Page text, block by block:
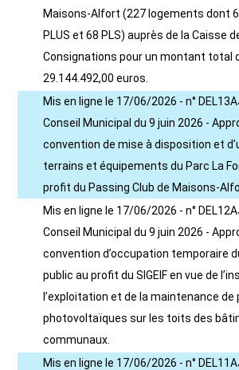
Maisons-Alfort (227 logements dont
PLUS et 68 PLS) auprès de la Caisse
Consignations pour un montant total
29.144.492,00 euros.
Mis en ligne le 17/06/2026 - n°
Conseil Municipal du 9 juin 2026 -
convention de mise à disposition et
terrains et équipements du Parc La
profit du Passing Club de Maisons-
Mis en ligne le 17/06/2026 - n°
Conseil Municipal du 9 juin 2026 -
convention d’occupation temporaire
public au profit du SIGEIF en vue de
l’exploitation et de la maintenance de
photovoltaïques sur les toits des
communaux.
Mis en ligne le 17/06/2026 - n°